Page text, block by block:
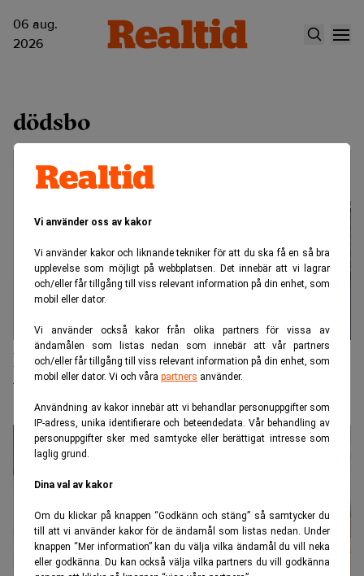
Vi använder oss av kakor
Vi använder kakor och liknande tekniker för att du ska få en så bra
upplevelse som möjligt på webbplatsen. Det innebär att vi lagrar
och/eller får tillgång till viss relevant information på din enhet, som
mobil eller dator.
Vi använder också kakor från olika partners för vissa av
ändamålen som listas nedan som innebär att vår partners
och/eller får tillgång till viss relevant information på din enhet, som
mobil eller dator. Vi och våra partners använder.
Användning av kakor innebär att vi behandlar personuppgifter som
IP-adress, unika identifierare och beteendedata. Vår behandling av
personuppgifter sker med samtycke eller berättigat intresse som
laglig grund.
Dina val av kakor
Om du klickar på knappen “Godkänn och stäng” så samtycker du
till att vi använder kakor för de ändamål som listas nedan. Under
knappen “Mer information” kan du välja vilka ändamål du vill neka
eller godkänna. Du kan också välja vilka partners du vill godkänna
06 aug.
2026
dödsbo
Privatrådgivare på SEB misstänks ha
tagit miljoner från dödsboet